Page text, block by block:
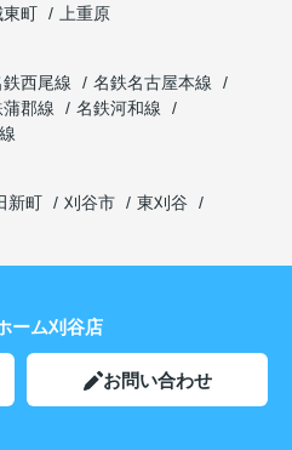
東町
上重原
鉄西尾線
名鉄名古屋本線
郡線
名鉄河和線
新町 刈谷市
東刈谷
ーム刈谷店
お問い合わせ